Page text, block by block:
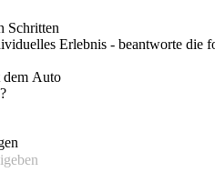
Schritten
Erlebnis - beantworte die
Auto